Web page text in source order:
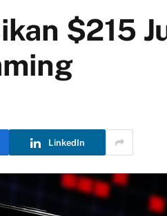
$215
LinkedIn